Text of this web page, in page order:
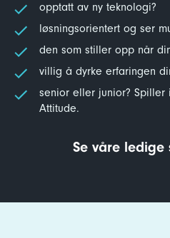
opptatt av ny teknologi?
løsningsorientert og ser
den som stiller opp når
villig å dyrke erfaringen
senior eller junior?
Attitude.
Se våre ledige